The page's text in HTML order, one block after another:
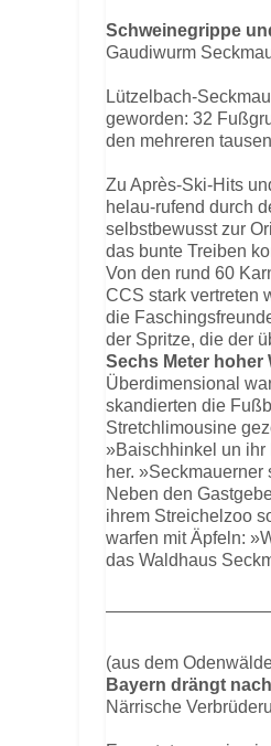
Schweinegrippe
Gaudiwurm
Lützelbach-
geworden: 32
den mehreren
Zu Après-Ski-Hits
helau-rufend durch
selbstbewusst zur
das bunte Treiben
Von den rund 60
CCS stark vertreten
die
der Spritze, die der
Sechs Meter hoher
Überdimensional
skandierten die
Stretchlimousine
»Baischhinkel un ihr
her.
Neben den
ihrem Streichelzoo
warfen mit Äpfeln:
das Waldhaus
(aus dem
Bayern drängt
Närrische